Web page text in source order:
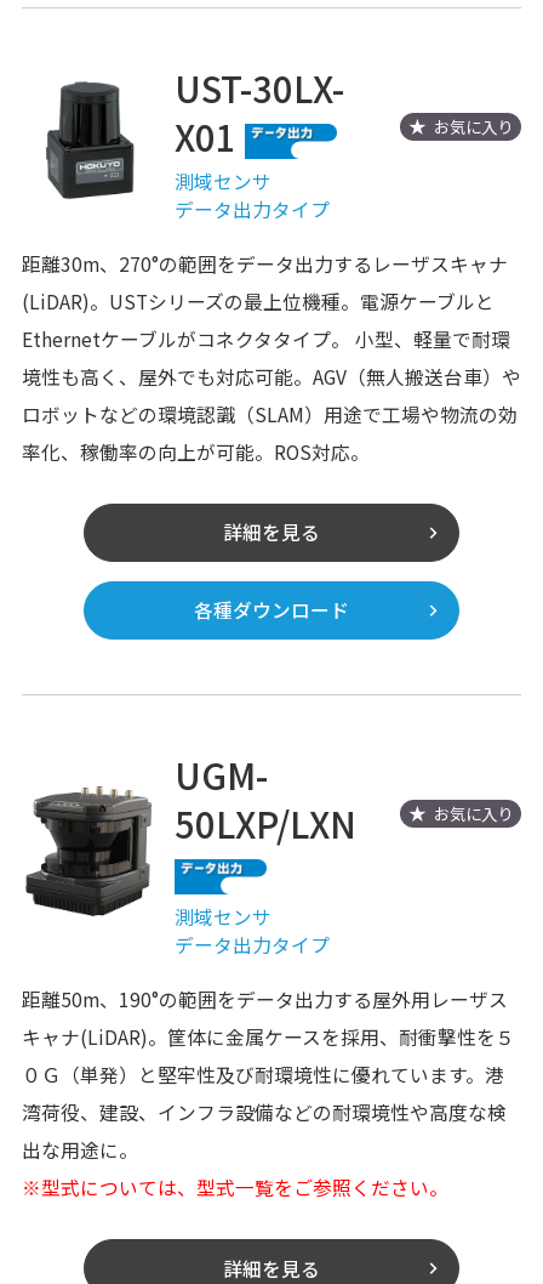
お気に入り
UST-30LX-
X01
測域センサ
データ出力タイプ
距離30m、270°の範囲をデータ出力するレーザスキャナ
(LiDAR)。USTシリーズの最上位機種。電源ケーブルと
Ethernetケーブルがコネクタタイプ。 小型、軽量で耐環
境性も高く、屋外でも対応可能。AGV（無人搬送台車）や
ロボットなどの環境認識（SLAM）用途で工場や物流の効
率化、稼働率の向上が可能。ROS対応。
詳細を見る
各種ダウンロード
お気に入り
UGM-
50LXP/LXN
測域センサ
データ出力タイプ
距離50m、190°の範囲をデータ出力する屋外用レーザス
キャナ(LiDAR)。筐体に金属ケースを採用、耐衝撃性を５
０Ｇ（単発）と堅牢性及び耐環境性に優れています。港
湾荷役、建設、インフラ設備などの耐環境性や高度な検
出な用途に。
※型式については、型式一覧をご参照ください。
詳細を見る